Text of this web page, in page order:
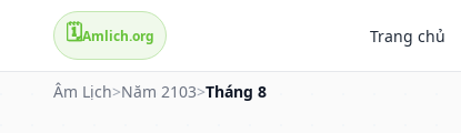
🗓️Amlich.org Trang chủ
Âm Lịch>Năm 2103>Tháng 8